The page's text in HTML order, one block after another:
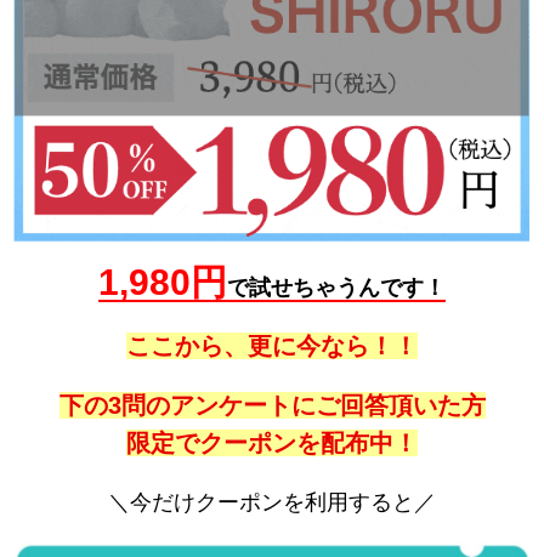
1,980円 で試せちゃうんです！
ここから、更に今なら！！
下の3問のアンケートにご回答頂いた方
限定でクーポンを配布中！
＼今だけクーポンを利用すると／